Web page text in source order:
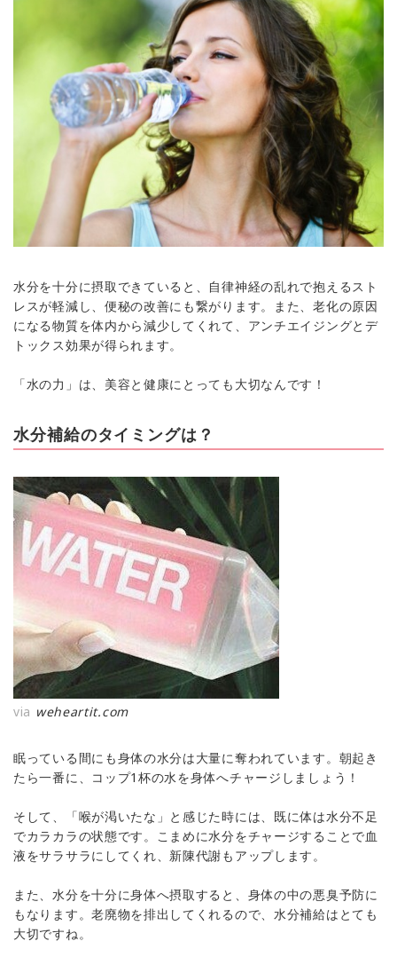
水分を十分に摂取できていると、自律神経の乱れで抱えるスト
レスが軽減し、便秘の改善にも繋がります。また、老化の原因
になる物質を体内から減少してくれて、アンチエイジングとデ
トックス効果が得られます。
「水の力」は、美容と健康にとっても大切なんです！
水分補給のタイミングは？
via weheartit.com
眠っている間にも身体の水分は大量に奪われています。朝起き
たら一番に、コップ1杯の水を身体へチャージしましょう！
そして、「喉が渇いたな」と感じた時には、既に体は水分不足
でカラカラの状態です。こまめに水分をチャージすることで血
液をサラサラにしてくれ、新陳代謝もアップします。
また、水分を十分に身体へ摂取すると、身体の中の悪臭予防に
もなります。老廃物を排出してくれるので、水分補給はとても
大切ですね。